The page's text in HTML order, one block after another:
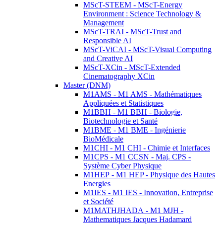
MScT-STEEM - MScT-Energy
Environment : Science Technology &
Management
MScT-TRAI - MScT-Trust and
Responsible AI
MScT-ViCAI - MScT-Visual Computing
and Creative AI
MScT-XCin - MScT-Extended
Cinematography XCin
Master (DNM)
M1AMS - M1 AMS - Mathématiques
Appliquées et Statistiques
M1BBH - M1 BBH - Biologie,
Biotechnologie et Santé
M1BME - M1 BME - Ingénierie
BioMédicale
M1CHI - M1 CHI - Chimie et Interfaces
M1CPS - M1 CCSN - Maj. CPS -
Système Cyber Physique
M1HEP - M1 HEP - Physique des Hautes
Energies
M1IES - M1 IES - Innovation, Entreprise
et Société
M1MATHJHADA - M1 MJH -
Mathematiques Jacques Hadamard